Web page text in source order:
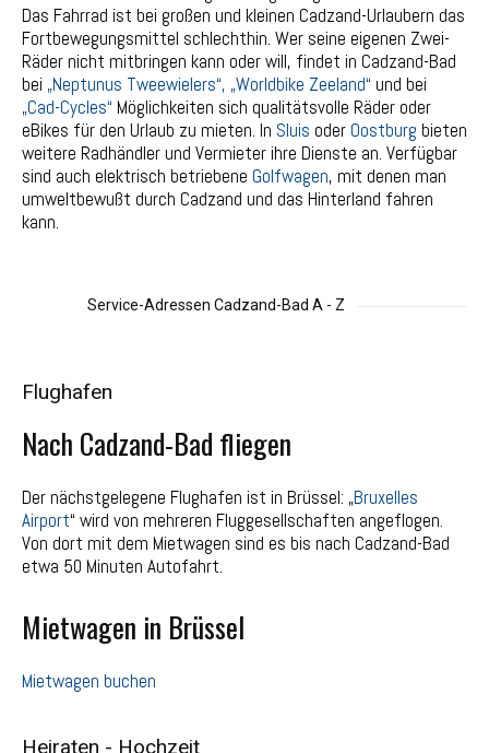
Das Fahrrad ist bei großen und kleinen Cadzand-Urlaubern das
Fortbewegungsmittel schlechthin. Wer seine eigenen Zwei-
Räder nicht mitbringen kann oder will, findet in Cadzand-Bad
bei „Neptunus Tweewielers“, „Worldbike Zeeland“ und bei
„Cad-Cycles“ Möglichkeiten sich qualitätsvolle Räder oder
eBikes für den Urlaub zu mieten. In Sluis oderOostburg bieten
weitere Radhändler und Vermieter ihre Dienste an. Verfügbar
sind auch elektrisch betriebene Golfwagen, mit denen man
umweltbewußt durch Cadzand und das Hinterland fahren
kann.
Service-Adressen Cadzand-Bad A - Z
Flughafen
Nach Cadzand-Bad fliegen
Der nächstgelegene Flughafen ist in Brüssel: „Bruxelles
Airport“ wird von mehreren Fluggesellschaften angeflogen.
Von dort mit dem Mietwagen sind es bis nach Cadzand-Bad
etwa 50 Minuten Autofahrt.
Mietwagen in Brüssel
Mietwagen buchen
Heiraten - Hochzeit